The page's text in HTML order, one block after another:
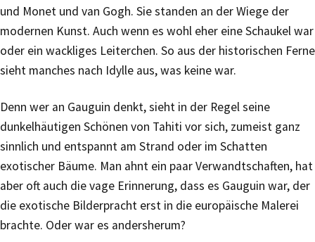
und Monet und van Gogh. Sie standen an der Wiege der
modernen Kunst. Auch wenn es wohl eher eine Schaukel war
oder ein wackliges Leiterchen. So aus der historischen Ferne
sieht manches nach Idylle aus, was keine war.
Denn wer an Gauguin denkt, sieht in der Regel seine
dunkelhäutigen Schönen von Tahiti vor sich, zumeist ganz
sinnlich und entspannt am Strand oder im Schatten
exotischer Bäume. Man ahnt ein paar Verwandtschaften, hat
aber oft auch die vage Erinnerung, dass es Gauguin war, der
die exotische Bilderpracht erst in die europäische Malerei
brachte. Oder war es andersherum?